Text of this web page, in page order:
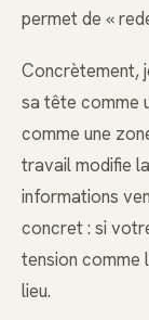
permet de «
Concrètement,
sa tête comme
comme une
travail modifie
informations
concret : si
tension comme
lieu.